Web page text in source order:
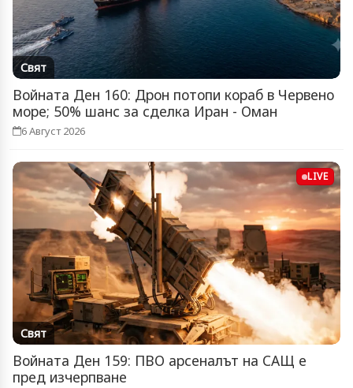
Свят
Войната Ден 160: Дрон потопи кораб в Червено
море; 50% шанс за сделка Иран - Оман
6 Август 2026
LIVE
Свят
Войната Ден 159: ПВО арсеналът на САЩ е
пред изчерпване